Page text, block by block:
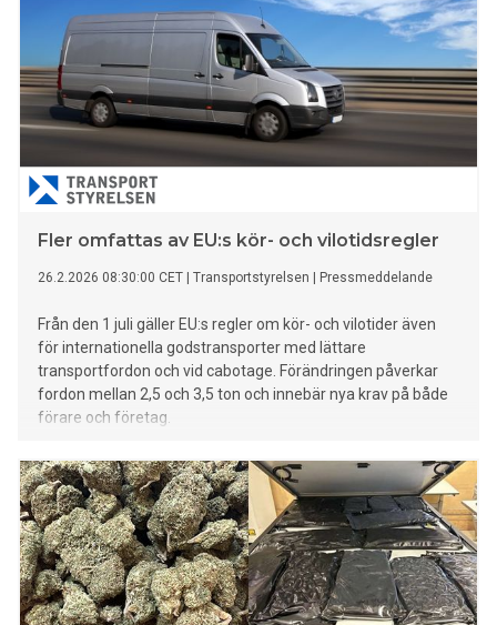
Fler omfattas av EU:s kör- och vilotidsregler
26.2.2026 08:30:00 CET Transportstyrelsen Pressmeddelande
Från den 1 juli gäller EU:s regler om kör- och vilotider även
för internationella godstransporter med lättare
transportfordon och vid cabotage. Förändringen påverkar
fordon mellan 2,5 och 3,5 ton och innebär nya krav på både
förare och företag.